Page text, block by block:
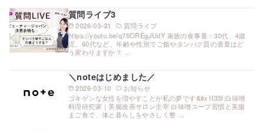
2026-03-31 質問ライブ
質問ライブ3
https://youtu.be/q75OREgJUdY 家族の食事量：30代、4歳
児、60代など、年齢や性別でご飯やタンパク質の適量はど
う変わりますか？ …
2026-03-10 お知らせ
＼noteはじめました／
ゴキゲンな女性を増やすことが私の夢です&#x1f33f;白味噌
料理研究家｜美腸改善サロン主宰 白味噌スープ習慣と美腸
まご食で、体と暮らしをやさしく整 …